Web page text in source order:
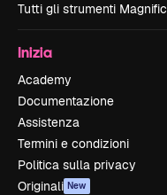
Tutti gli strumenti Magnific
Inizia
Academy
Documentazione
Assistenza
Termini e condizioni
Politica sulla privacy
Originali New